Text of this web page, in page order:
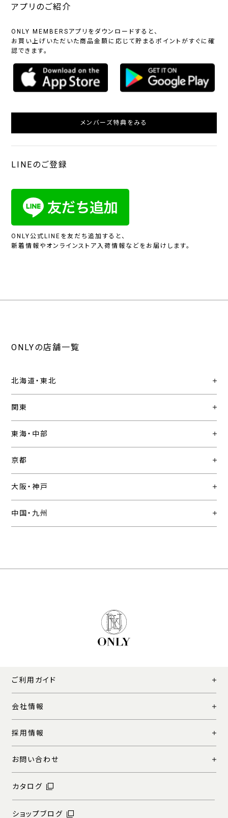
アプリのご紹介
ONLY MEMBERSアプリをダウンロードすると、
お買い上げいただいた商品金額に応じて貯まるポイントがすぐに確
認できます。
メンバーズ特典をみる
LINEのご登録
ONLY公式LINEを友だち追加すると、
新着情報やオンラインストア入荷情報などをお届けします。
ONLYの店舗一覧
北海道・東北
関東
東海・中部
京都
大阪・神戸
中国・九州
ご利用ガイド
会社情報
採用情報
お問い合わせ
カタログ
ショップブログ